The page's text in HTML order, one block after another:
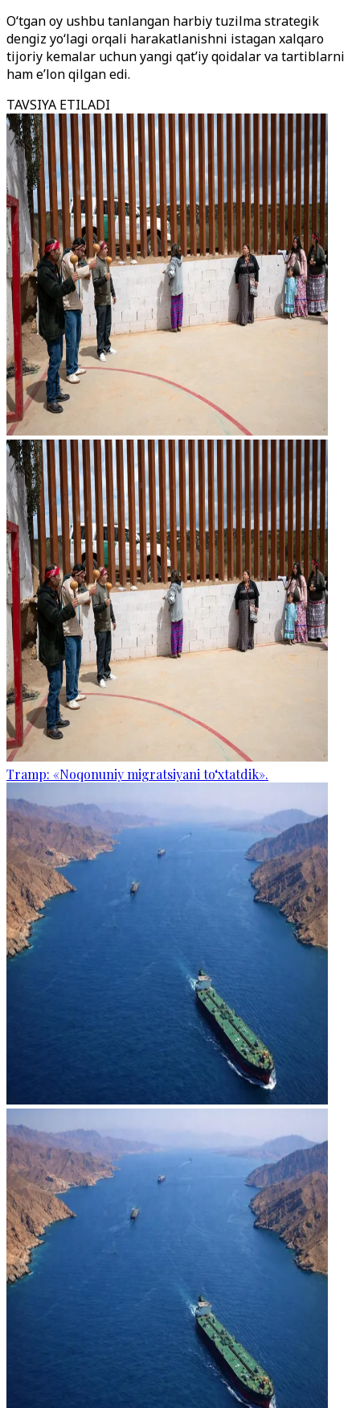
O‘tgan oy ushbu tanlangan harbiy tuzilma strategik
dengiz yo‘lagi orqali harakatlanishni istagan xalqaro
tijoriy kemalar uchun yangi qat’iy qoidalar va tartiblarni
ham e’lon qilgan edi.
TAVSIYA ETILADI
Tramp: «Noqonuniy migratsiyani to‘xtatdik».